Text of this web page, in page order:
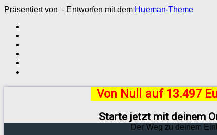
Präsentiert von - Entworfen mit dem Hueman-Theme
Von Null auf 13.497
Starte jetzt mit deinem
Der Weg zu deinem